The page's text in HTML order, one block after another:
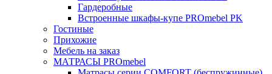
Гардеробные
Встроенные шкафы-купе PROmebel PK
Гостиные
Прихожие
Мебель на заказ
МАТРАСЫ PROmebel